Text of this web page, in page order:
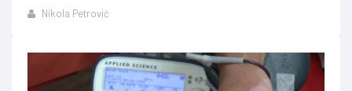
Nikola Petrović